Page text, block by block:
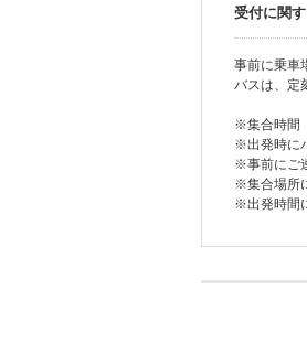
受付に関
事前に乗車
バスは、定
※集合時間
※出発時に
※事前にご
※集合場所
※出発時間